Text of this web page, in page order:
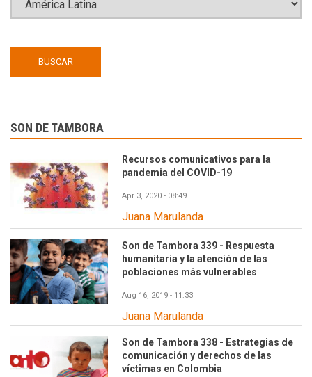
SON DE TAMBORA
Recursos comunicativos para la
pandemia del COVID-19
Apr 3, 2020 - 08:49
Juana Marulanda
Son de Tambora 339 - Respuesta
humanitaria y la atención de las
poblaciones más vulnerables
Aug 16, 2019 - 11:33
Juana Marulanda
Son de Tambora 338 - Estrategias de
comunicación y derechos de las
víctimas en Colombia